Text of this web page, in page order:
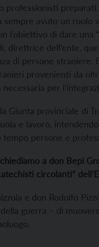
professionisti
sempre avuto un
l’obiettivo di dare
direttrice dell’ente,
di persone
provenienti da
per
Giunta provinciale di
e lavoro,
persone e
a don Bepi
circolanti”
e don Rodolfo
guerra – di